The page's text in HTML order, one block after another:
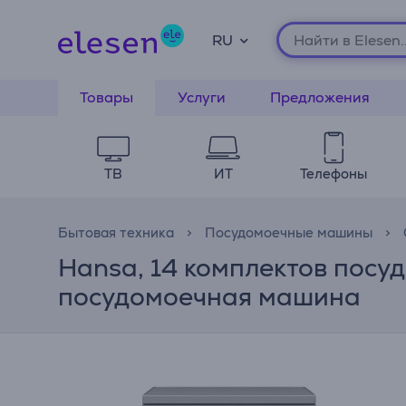
RU
Товары Услуги Предложения
ТВ ИТ Телефоны
Бытовая техника Посудомоечные машины
Hansa, 14 комплектов
посудомоечная машина